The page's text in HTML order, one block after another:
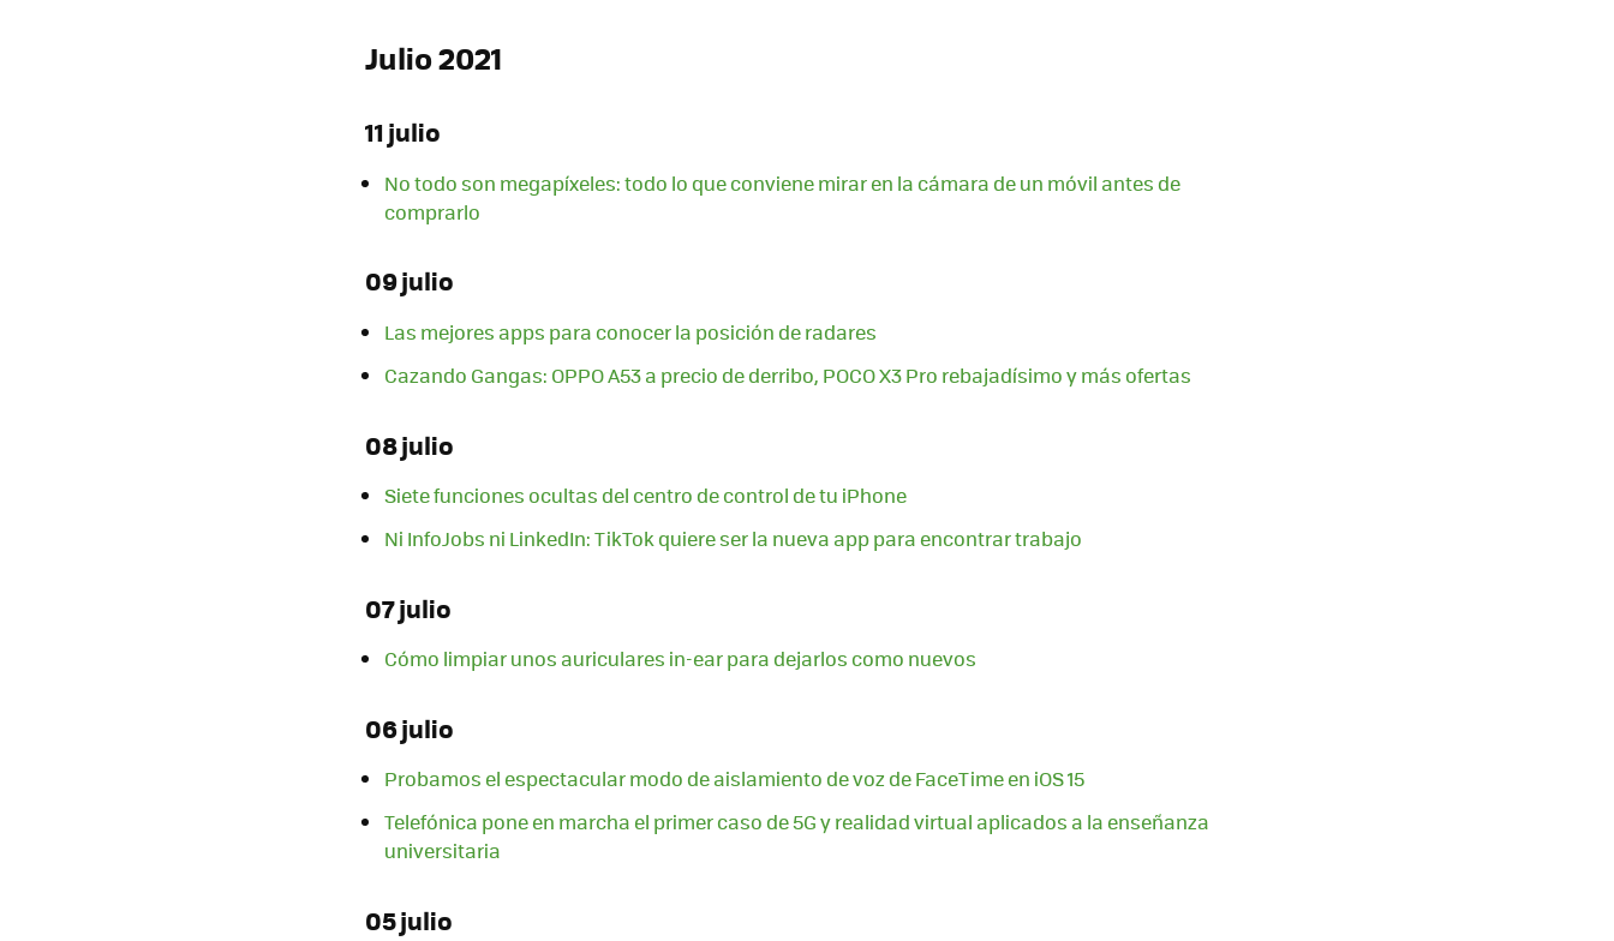
Julio 2021
11 julio
No todo son megapíxeles: todo lo que conviene mirar en la cámara de un móvil antes de
comprarlo
09 julio
Las mejores apps para conocer la posición de radares
Cazando Gangas: OPPO A53 a precio de derribo, POCO X3 Pro rebajadísimo y más ofertas
08 julio
Siete funciones ocultas del centro de control de tu iPhone
Ni InfoJobs ni LinkedIn: TikTok quiere ser la nueva app para encontrar trabajo
07 julio
Cómo limpiar unos auriculares in-ear para dejarlos como nuevos
06 julio
Probamos el espectacular modo de aislamiento de voz de FaceTime en iOS 15
Telefónica pone en marcha el primer caso de 5G y realidad virtual aplicados a la enseñanza
universitaria
05 julio